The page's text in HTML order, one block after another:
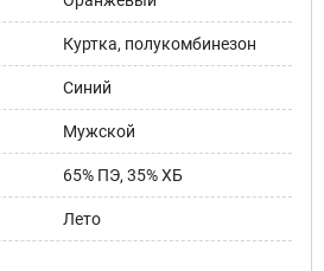
Куртка, полукомбинезон
Синий
Мужской
65% ПЭ, 35% ХБ
Лето